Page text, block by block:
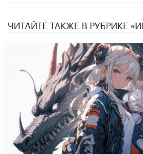
ЧИТАЙТЕ ТАКЖЕ В РУБРИКЕ